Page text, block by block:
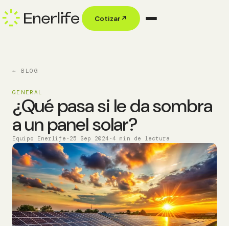
Cotizar↗
← BLOG
GENERAL
¿Qué pasa si le da sombra
a un panel solar?
Equipo Enerlife · 25 Sep 2024 ·4 min de lectura